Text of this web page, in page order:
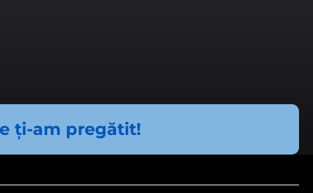
ți-am pregătit!
cu alţi utilizatori.